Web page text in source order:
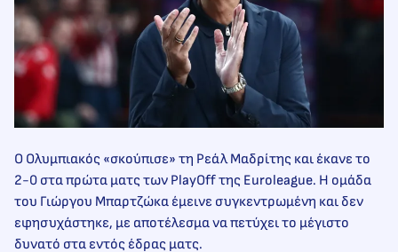
Ο Ολυμπιακός «σκούπισε» τη Ρεάλ Μαδρίτης και έκανε το
2-0 στα πρώτα ματς των PlayOff της Euroleague. Η ομάδα
του Γιώργου Μπαρτζώκα έμεινε συγκεντρωμένη και δεν
εφησυχάστηκε, με αποτέλεσμα να πετύχει το μέγιστο
δυνατό στα εντός έδρας ματς.